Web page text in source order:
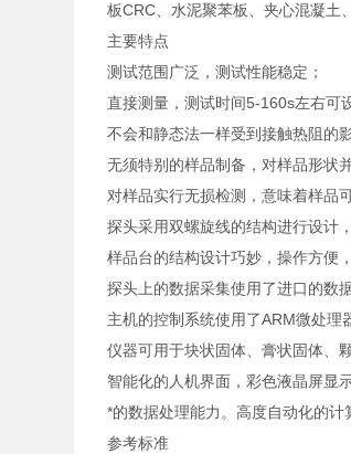
板CRC、水泥聚苯板、夹心混凝土
主要特点
测试范围广泛，测试性能稳定；
直接测量，测试时间5-160s左右可
不会和静态法一样受到接触热阻的
无须特别的样品制备，对样品形状
对样品实行无损检测，意味着样品
探头采用双螺旋线的结构进行设计
样品台的结构设计巧妙，操作方便
探头上的数据采集使用了进口的数
主机的控制系统使用了ARM微处理
仪器可用于块状固体、膏状固体、
智能化的人机界面，彩色液晶屏显
*的数据处理能力。高度自动化的计
参考标准